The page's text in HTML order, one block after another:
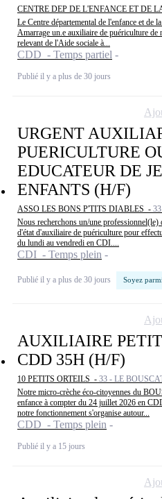
CENTRE DEP DE L'ENFANCE ET DE
Le Centre départemental de l'enfance et de
Amarrage un.e auxiliaire de puériculture
relevant de l'Aide sociale à...
CDD - Temps partiel
Publié il y a plus de 30 jours
URGENT
PUERICULTURE
EDUCATEUR DE
ENFANTS (H/F)
ASSO LES BONS P'TITS DIABLES -
Nous recherchons un/une professionnel(le)
d'état d'auxiliaire de puériculture pour
du lundi au vendredi en CDI....
CDI - Temps plein
Publié il y a plus de 30 jours Soyez
AUXILIAIRE
CDD 35H (H/F)
10 PETITS ORTEILS - 33 - LE
Notre micro-crèche éco-citoyennes du
enfance à compter du 24 juillet 2026 en
notre fonctionnement s'organise autour...
CDD - Temps plein
Publié il y a 15 jours